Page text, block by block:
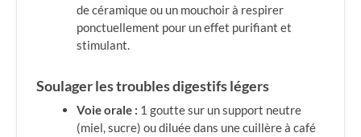
de céramique ou un mouchoir à respirer
ponctuellement pour un effet purifiant et
stimulant.
Soulager les troubles digestifs légers
Voie orale : 1 goutte sur un support neutre
(miel, sucre) ou diluée dans une cuillère à café